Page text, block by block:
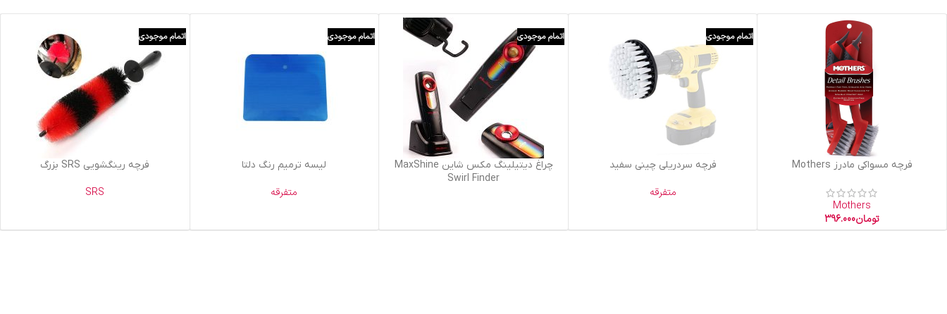
افزودن به سبد خرید
فرچه مسواکی مادرز Mothers
Mothers
تومان396.000
اتمام موجودی
اطلاعات بیشترفرچه سردریلی چینی سفید
متفرقه
اتمام موجودی
اطلاعات بیشتر
چراغ دیتیلینگ مکس شاین MaxShine
Swirl Finder
اتمام موجودی
اطلاعات بیشترلیسه ترمیم رنگ دلتا
متفرقه
اتمام موجودی
اطلاعات بیشترفرچه رینگشویی SRS بزرگ
SRS